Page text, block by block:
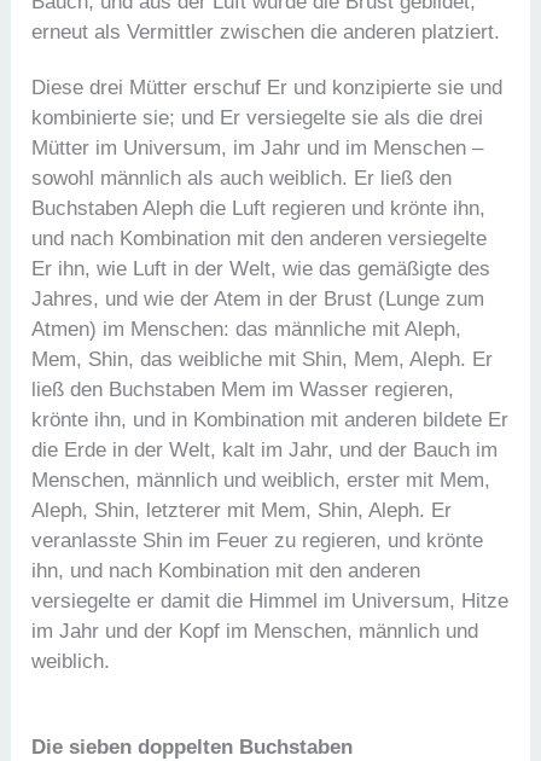
erneut als Vermittler zwischen die anderen platziert.
Diese drei Mütter erschuf Er und konzipierte sie und
kombinierte sie; und Er versiegelte sie als die drei
Mütter im Universum, im Jahr und im Menschen –
sowohl männlich als auch weiblich. Er ließ den
Buchstaben Aleph die Luft regieren und krönte ihn,
und nach Kombination mit den anderen versiegelte
Er ihn, wie Luft in der Welt, wie das gemäßigte des
Jahres, und wie der Atem in der Brust (Lunge zum
Atmen) im Menschen: das männliche mit Aleph,
Mem, Shin, das weibliche mit Shin, Mem, Aleph. Er
ließ den Buchstaben Mem im Wasser regieren,
krönte ihn, und in Kombination mit anderen bildete Er
die Erde in der Welt, kalt im Jahr, und der Bauch im
Menschen, männlich und weiblich, erster mit Mem,
Aleph, Shin, letzterer mit Mem, Shin, Aleph. Er
veranlasste Shin im Feuer zu regieren, und krönte
ihn, und nach Kombination mit den anderen
versiegelte er damit die Himmel im Universum, Hitze
im Jahr und der Kopf im Menschen, männlich und
weiblich.
Die sieben doppelten Buchstaben